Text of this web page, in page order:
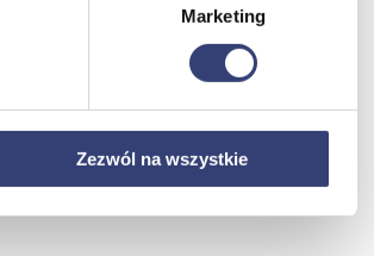
Marketing
Zezwól na wszystkie